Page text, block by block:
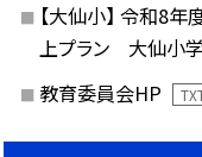
【大仙小】 令和8
上プラン 大仙小
教育委員会HP